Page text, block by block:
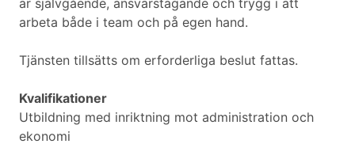
är självgående, ansvarstagande och trygg i att
arbeta både i team och på egen hand.
Tjänsten tillsätts om erforderliga beslut fattas.
Kvalifikationer
Utbildning med inriktning mot administration och
ekonomi